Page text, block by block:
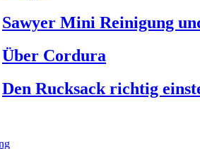
Sawyer Mini Reinigung
Über Cordura
Den Rucksack richtig